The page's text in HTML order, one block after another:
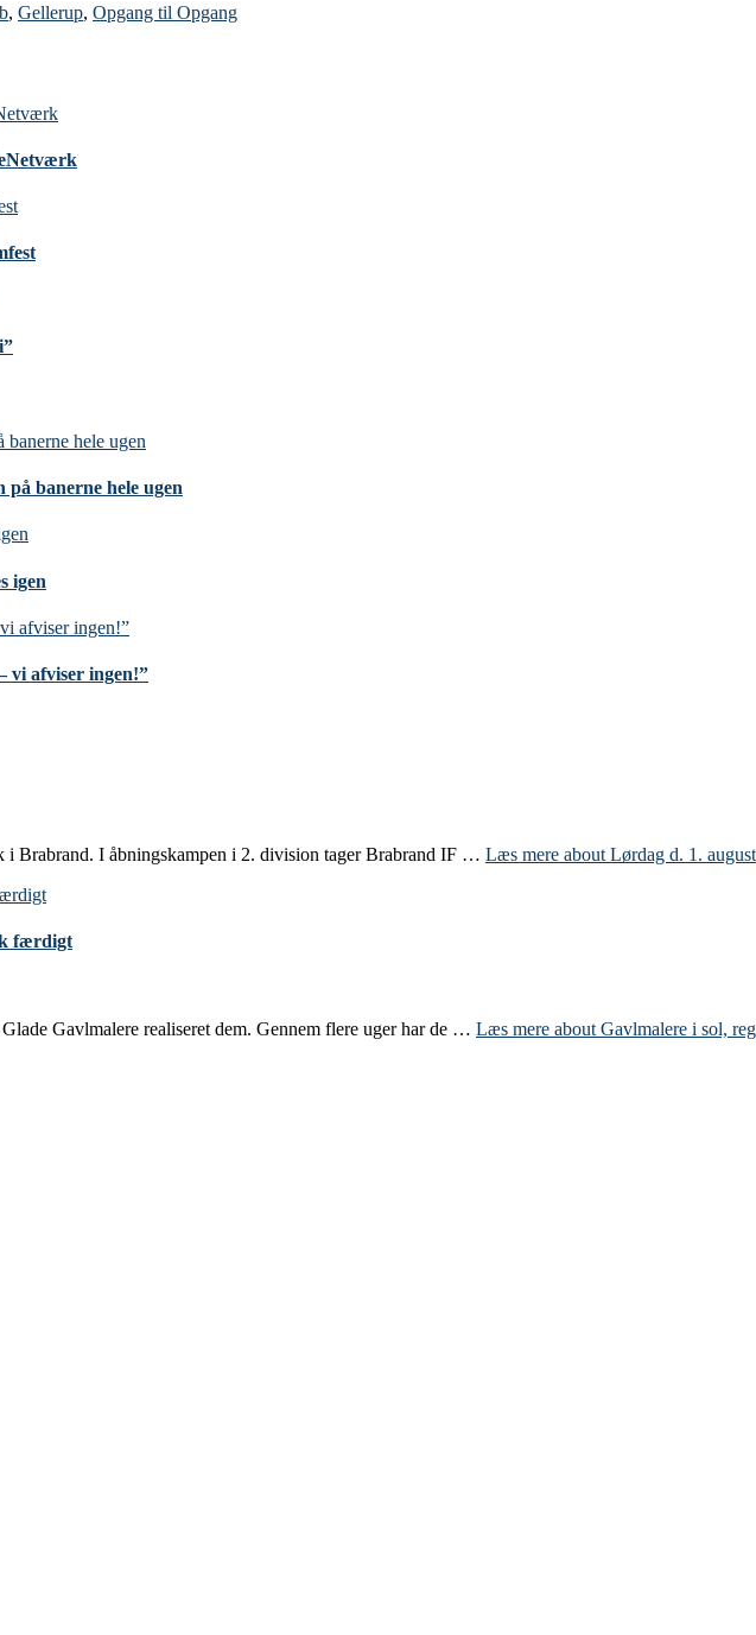
, Gellerup, Opgang til Opgang
banerne hele ugen
igen
vi afviser ingen!”
Brabrand. I åbningskampen i 2. division tager Brabrand IF … Læs mere about Lørdag d. 1. august
færdigt
Gavlmalere realiseret dem. Gennem flere uger har de … Læs mere about Gavlmalere i sol,